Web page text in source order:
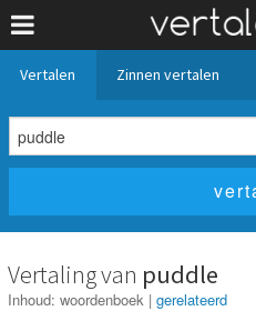
Vertalen Zinnen vertalen
Vertaling van puddle
Inhoud: woordenboek | gerelateerd